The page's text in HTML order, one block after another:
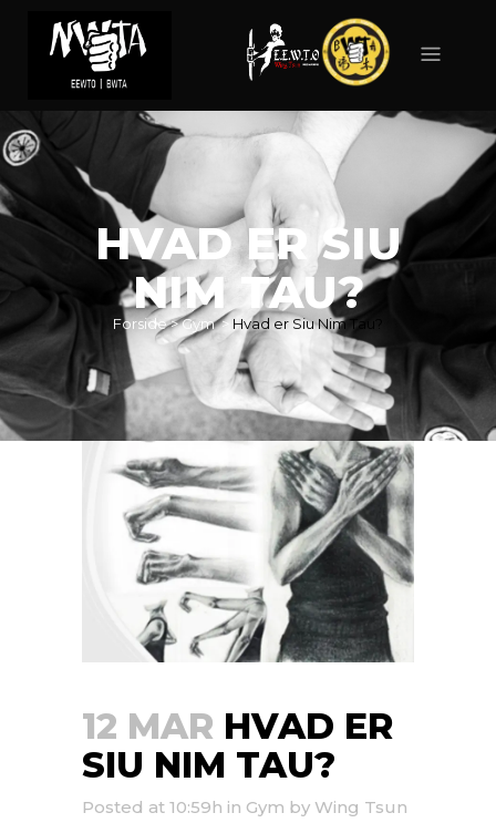
HVAD ER SIU
NIM TAU?
Forside>Gym> Hvad er Siu Nim Tau?
12 MAR HVAD ER
SIU NIM TAU?
Posted at 10:59h in Gym by Wing Tsun